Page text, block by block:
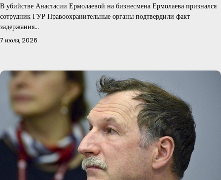
В убийстве Анастасии Ермолаевой на бизнесмена Ермолаева признался
сотрудник ГУР Правоохранительные органы подтвердили факт
задержания…
7 июля, 2026